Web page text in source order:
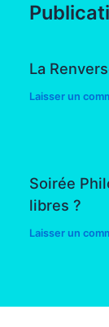
La
Laisser un
Soirée
libres ?
Laisser un